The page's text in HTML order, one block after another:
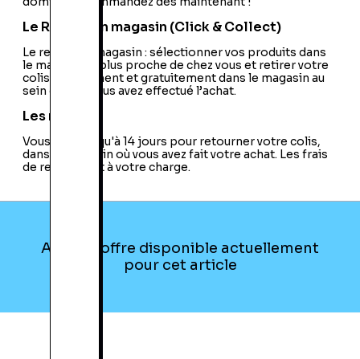
Le Retrait en magasin (Click & Collect)
Le retrait en magasin : sélectionner vos produits dans
le magasin le plus proche de chez vous et retirer votre
colis directement et gratuitement dans le magasin au
sein duquel vous avez effectué l’achat.
Les retours
Vous avez jusqu'à 14 jours pour retourner votre colis,
dans le magasin où vous avez fait votre achat. Les frais
de retour sont à votre charge.
Aucune offre disponible actuellement
pour cet article